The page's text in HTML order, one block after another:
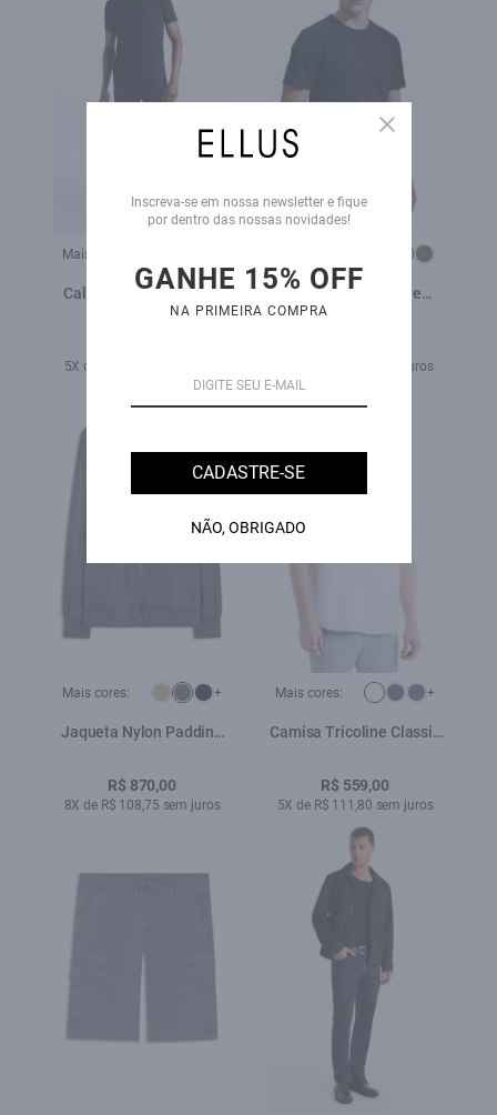
Mais cores:
Calça First Blue Skinny
Lav.Escuro C/ Luva
5X de R$ 109,80 sem juros
T-Shirt Ellus Sleeve
Classic Preto
1X de R$ 198,00 sem juros
Mais cores: +
Jaqueta Nylon Padding
R$ 870,00
8X de R$ 108,75 sem juros
Mais cores: +
Camisa Tricoline Classic
R$ 559,00
5X de R$ 111,80 sem juros
Close
Inscreva-se em nossa newsletter e fique
por dentro das nossas novidades!
GANHE 15% OFF
NA PRIMEIRA COMPRA
CADASTRE-SE
NÃO, OBRIGADO